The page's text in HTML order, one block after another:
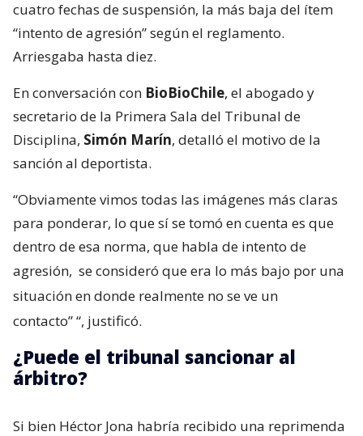
cuatro fechas de suspensión, la más baja del ítem
“intento de agresión” según el reglamento.
Arriesgaba hasta diez.
En conversación con BioBioChile, el abogado y
secretario de la Primera Sala del Tribunal de
Disciplina, Simón Marín, detalló el motivo de la
sanción al deportista.
“Obviamente vimos todas las imágenes más claras
para ponderar, lo que sí se tomó en cuenta es que
dentro de esa norma, que habla de intento de
agresión, se consideró que era lo más bajo por una
situación en donde realmente no se ve un
contacto”“, justificó.
¿Puede el tribunal sancionar al
árbitro?
Si bien Héctor Jona habría recibido una reprimenda